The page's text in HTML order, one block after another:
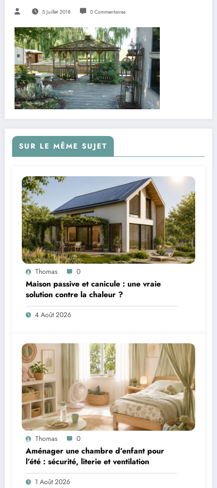
5 Juillet 2018 0 Commentaires
SUR LE MÊME SUJET
Thomas 0
Maison passive et canicule : une vraie
solution contre la chaleur ?
4 Août 2026
Thomas 0
Aménager une chambre d’enfant pour
l’été : sécurité, literie et ventilation
1 Août 2026